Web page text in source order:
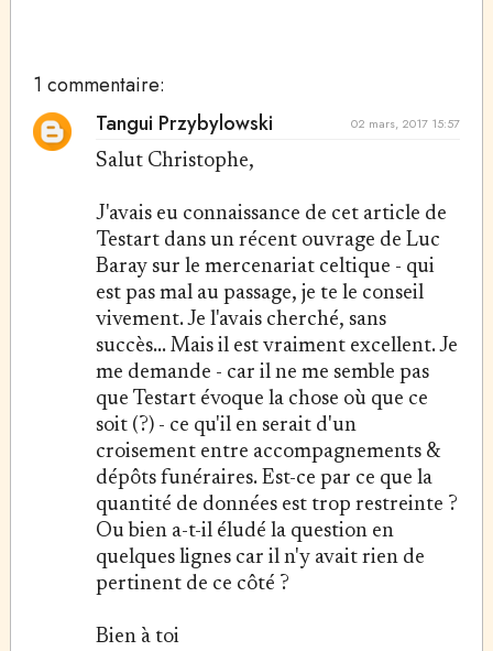
1 commentaire:
Tangui Przybylowski
02 mars, 2017 15:57
Salut Christophe,
J'avais eu connaissance de cet article de
Testart dans un récent ouvrage de Luc
Baray sur le mercenariat celtique - qui
est pas mal au passage, je te le conseil
vivement. Je l'avais cherché, sans
succès... Mais il est vraiment excellent. Je
me demande - car il ne me semble pas
que Testart évoque la chose où que ce
soit (?) - ce qu'il en serait d'un
croisement entre accompagnements &
dépôts funéraires. Est-ce par ce que la
quantité de données est trop restreinte ?
Ou bien a-t-il éludé la question en
quelques lignes car il n'y avait rien de
pertinent de ce côté ?
Bien à toi